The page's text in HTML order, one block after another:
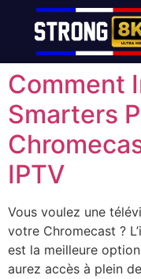
Comment
Smarters
IPTV
Vous voulez une
votre Chromecast ?
est la meilleure
aurez accès à plein